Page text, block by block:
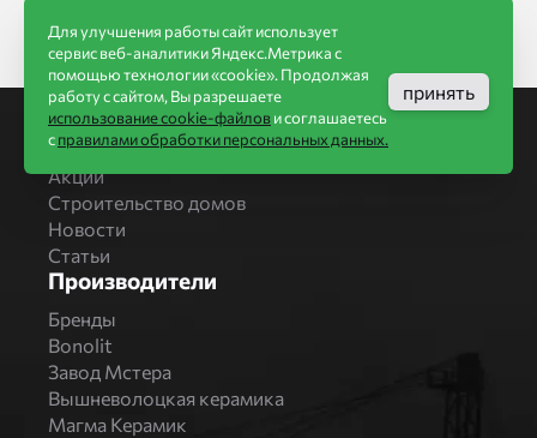
Информация
Акции
Строительство домов
Новости
Статьи
Производители
Бренды
Bonolit
Завод Мстера
Вышневолоцкая керамика
Магма Керамик
Для улучшения работы сайт использует
сервис веб-аналитики Яндекс.Метрика с
помощью технологии «cookie». Продолжая
работу с сайтом, Вы разрешаете
использование cookie-файлови соглашаетесь
справилами обработки персональных данных.
принять